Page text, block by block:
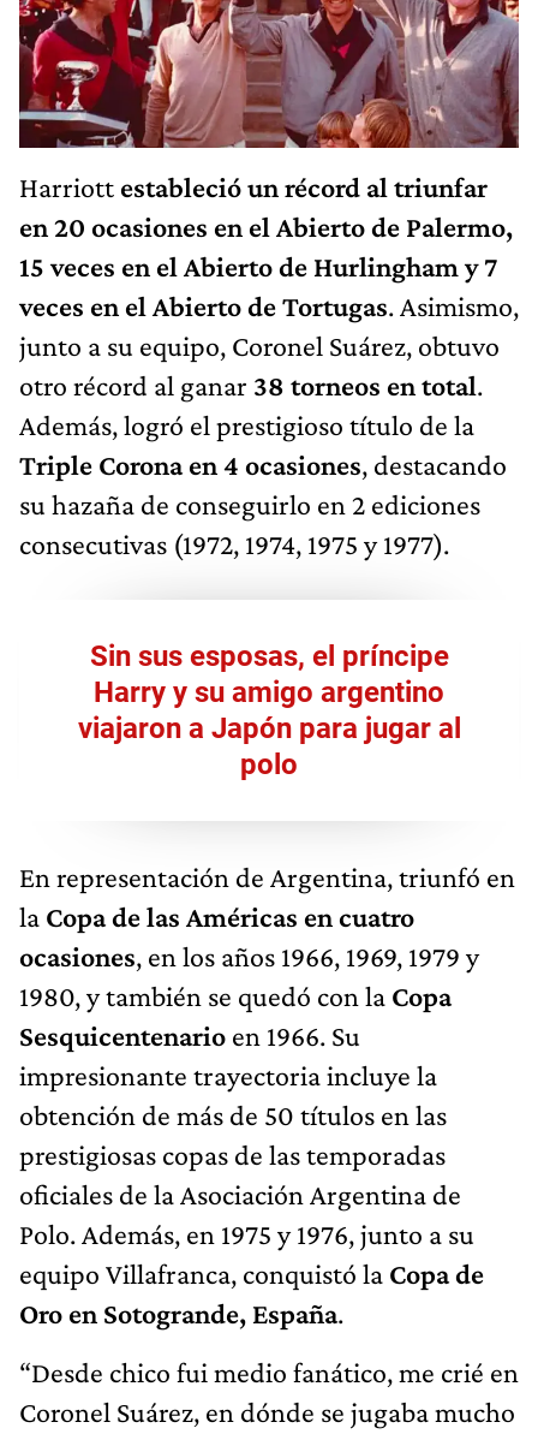
Harriott estableció un récord al triunfar
en 20 ocasiones en el Abierto de Palermo,
15 veces en el Abierto de Hurlingham y 7
veces en el Abierto de Tortugas. Asimismo,
junto a su equipo, Coronel Suárez, obtuvo
otro récord al ganar 38 torneos en total.
Además, logró el prestigioso título de la
Triple Corona en 4 ocasiones, destacando
su hazaña de conseguirlo en 2 ediciones
consecutivas (1972, 1974, 1975 y 1977).
Sin sus esposas, el príncipe
Harry y su amigo argentino
viajaron a Japón para jugar al
polo
En representación de Argentina, triunfó en
la Copa de las Américas en cuatro
ocasiones, en los años 1966, 1969, 1979 y
1980, y también se quedó con la Copa
Sesquicentenario en 1966. Su
impresionante trayectoria incluye la
obtención de más de 50 títulos en las
prestigiosas copas de las temporadas
oficiales de la Asociación Argentina de
Polo. Además, en 1975 y 1976, junto a su
equipo Villafranca, conquistó la Copa de
Oro en Sotogrande, España.
“Desde chico fui medio fanático, me crié en
Coronel Suárez, en dónde se jugaba mucho